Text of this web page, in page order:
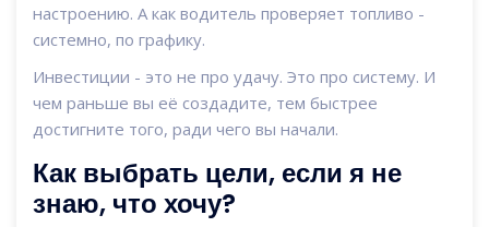
настроению. А как водитель проверяет топливо -
системно, по графику.
Инвестиции - это не про удачу. Это про систему. И
чем раньше вы её создадите, тем быстрее
достигните того, ради чего вы начали.
Как выбрать цели, если я не
знаю, что хочу?